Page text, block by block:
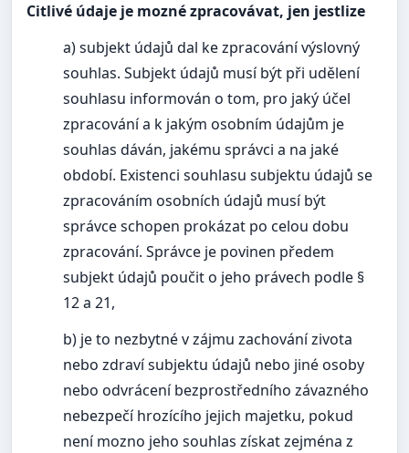
Citlivé údaje je mozné zpracovávat, jen jestlize
a) subjekt údajů dal ke zpracování výslovný
souhlas. Subjekt údajů musí být při udělení
souhlasu informován o tom, pro jaký účel
zpracování a k jakým osobním údajům je
souhlas dáván, jakému správci a na jaké
období. Existenci souhlasu subjektu údajů se
zpracováním osobních údajů musí být
správce schopen prokázat po celou dobu
zpracování. Správce je povinen předem
subjekt údajů poučit o jeho právech podle §
12 a 21,
b) je to nezbytné v zájmu zachování zivota
nebo zdraví subjektu údajů nebo jiné osoby
nebo odvrácení bezprostředního závazného
nebezpečí hrozícího jejich majetku, pokud
není mozno jeho souhlas získat zejména z